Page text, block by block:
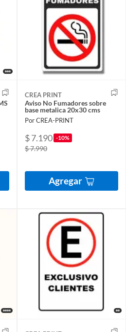
CREA PRINT
Aviso No Fumadores sobre
base metalica 20x30 cms
Por CREA-PRINT
$ 7.190 -10%
$ 7.990
Agregar